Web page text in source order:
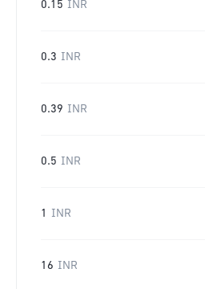
0.15 INR
0.3 INR
0.39 INR
0.5 INR
1 INR
16 INR